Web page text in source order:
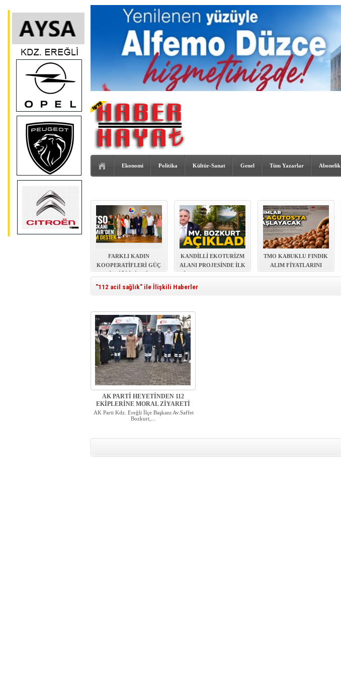
Ekonomi Politika Kültür-Sanat Genel Tüm Yazarlar Abonelik
FARKLI KADIN
KOOPERATİFLERİ GÜÇ
ARADA
KANDİLLİ EKOTURİZM
ALANI PROJESİNDE İLK
TMO KABUKLU FINDIK
ALIM FİYATLARINI
"112 acil sağlık" ile İlişkili Haberler
AK PARTİ HEYETİNDEN 112
EKİPLERİNE MORAL ZİYARETİ
AK Parti Kdz. Ereğli İlçe Başkanı Av.Saffet
Bozkurt,...